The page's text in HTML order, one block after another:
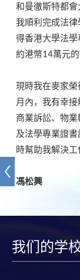
和曼徹斯特都
我順利完成法
得香港大學法學
約港幣14萬元
現時我在麥家
月內，我有幸
商業訴訟、物
及法學專業證
時幫助我解決工
馮松興
我们的学